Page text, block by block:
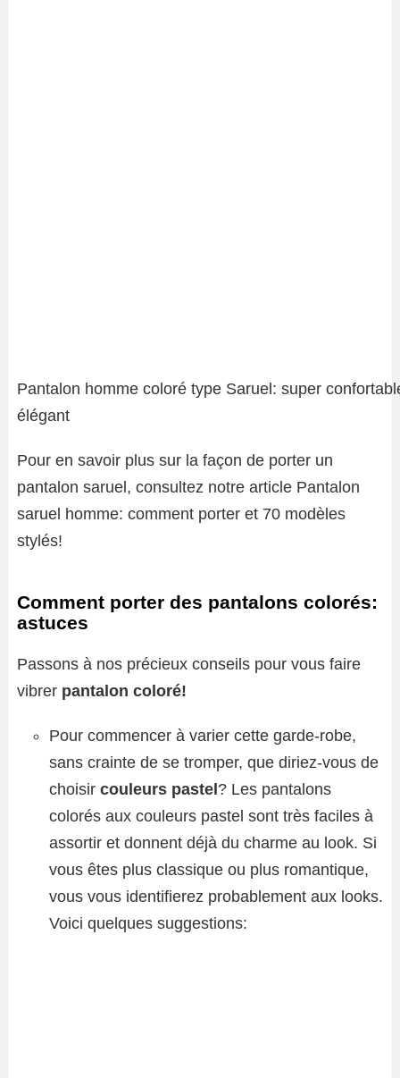
Pantalon homme coloré type Saruel: super
élégant
Pour en savoir plus sur la façon de porter un
pantalon saruel, consultez notre article Pantalon
saruel homme: comment porter et 70 modèles
stylés!
Comment porter des pantalons colorés:
astuces
Passons à nos précieux conseils pour vous faire
vibrer pantalon coloré!
Pour commencer à varier cette garde-robe,
sans crainte de se tromper, que diriez-vous de
choisir couleurs pastel? Les pantalons
colorés aux couleurs pastel sont très faciles à
assortir et donnent déjà du charme au look. Si
vous êtes plus classique ou plus romantique,
vous vous identifierez probablement aux looks.
Voici quelques suggestions: